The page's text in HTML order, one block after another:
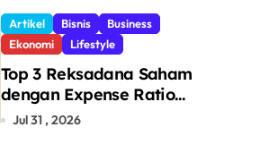
di Makassar
Artikel Bisnis
Business
Ekonomi
Lifestyle
Top 3 Reksadana Saham
dengan Expense Ratio
Terendah
Jul 31 , 2026